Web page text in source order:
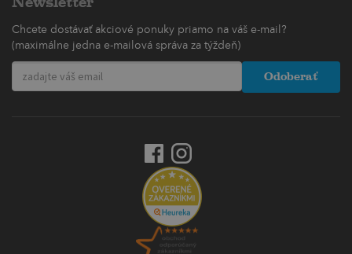
Chcete dostávať akciové ponuky priamo na váš e-mail?
(maximálne jedna e-mailová správa za týždeň)
Odoberať